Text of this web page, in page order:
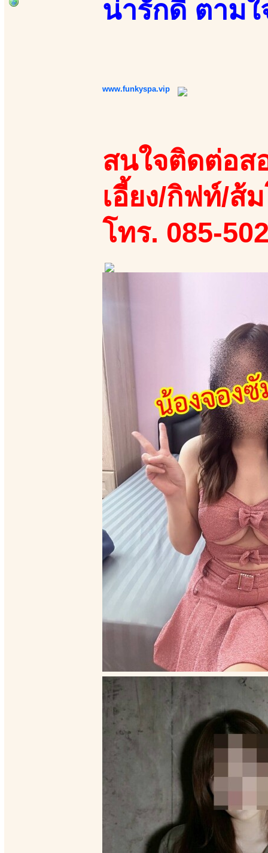
น่ารักดี ตามใ
www.funkyspa.vip
สนใจติดต่อส
เอี้ยง/กิฟท์/ส้
โทร. 085-